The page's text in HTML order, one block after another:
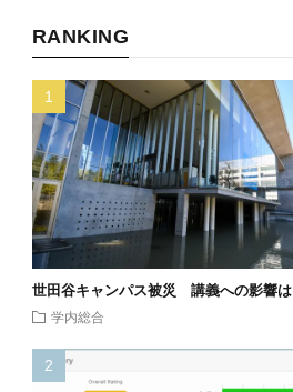
RANKING
世田谷キャンパス被災 講義への影響は
学内総合